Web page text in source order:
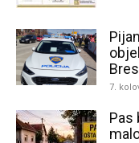
7.
Pas